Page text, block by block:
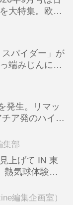
大特集。欧州
パイダー」が
端みじんにな
発生。リマッ
ア発のハイパ
集部
上げて IN 東
熱気球体験搭
編集企画室）